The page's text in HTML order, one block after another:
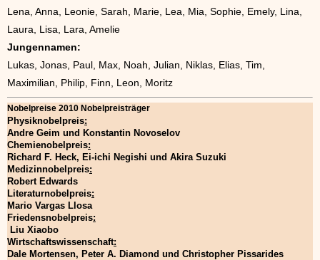
Lena, Anna, Leonie, Sarah, Marie, Lea, Mia, Sophie, Emely, Lina,
Laura, Lisa, Lara, Amelie
Jungennamen:
Lukas, Jonas, Paul, Max, Noah, Julian, Niklas, Elias, Tim,
Maximilian, Philip, Finn, Leon, Moritz
Nobelpreise 2010 Nobelpreisträger
Physiknobelpreis:
Andre Geim und Konstantin Novoselov
Chemienobelpreis:
Richard F. Heck, Ei-ichi Negishi und Akira Suzuki
Medizinnobelpreis:
Robert Edwards
Literaturnobelpreis:
Mario Vargas Llosa
Friedensnobelpreis:
Liu Xiaobo
Wirtschaftswissenschaft:
Dale Mortensen, Peter A. Diamond und Christopher Pissarides